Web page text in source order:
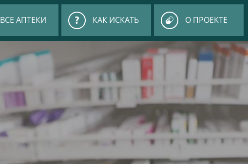
ВСЕ АПТЕКИ КАК ИСКАТЬ О ПРОЕКТЕ